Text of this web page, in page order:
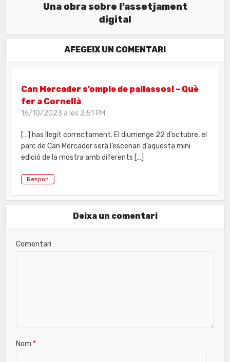
Una obra sobre l’assetjament
digital
AFEGEIX UN COMENTARI
Can Mercader s’omple de pallassos! – Què
fer a Cornellà
16/10/2023 a les 2:51 PM
[…] has llegit correctament. El diumenge 22 d’octubre, el
parc de Can Mercader serà l’escenari d’aquesta mini
edició de la mostra amb diferents […]
Respon
Deixa un comentari
Comentari
Nom*